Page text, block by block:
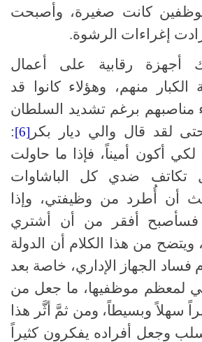
كانت صغيرة، وأصبحت
إغراءات الرشوة.
أجهزة رقابية على أعمال
منهم، وهؤلاء كانوا قد
مناصبهم برغم تشديد السلطان
لقد قال والي ديار بكر [6]
:
أكون أميناً، فإذا ما حاولت
تكاتف ضدي كل الباشاوات
أن أُطرد من وظيفتي، وإذا
أفقر من أن أشتري
، ويتضح من هذا الكلام أن الدولة
الجهاز الإداري، خاصة بعد
لمعظم موظفيها، ما جعل من
سهلاً وبسيطاً، ومن ثمَّ أثَّر هذا
وجعل أفراده يفكرون كثيراً